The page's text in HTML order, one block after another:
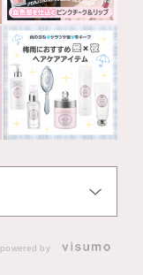
powered by